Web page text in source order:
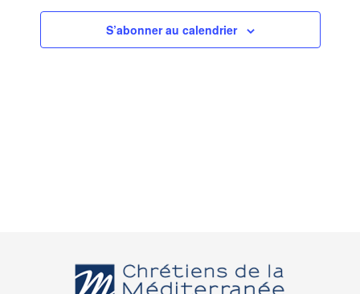
S’abonner au calendrier